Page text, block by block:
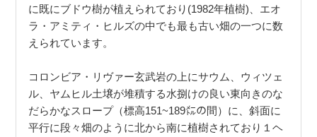
に既にブドウ樹が植えられており(1982年植樹)、エオ
ラ・アミティ・ヒルズの中でも最も古い畑の一つに数
えられています。
コロンビア・リヴァー玄武岩の上にサウム、ウィツェ
ル、ヤムヒル土壌が堆積する水捌けの良い東向きのな
だらかなスロープ（標高151~189㍍の間）に、斜面に
平行に段々畑のように北から南に植樹されており１ヘ